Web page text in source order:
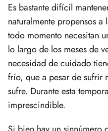
Es bastante difícil
naturalmente propensos
todo momento necesitan
lo largo de los meses de
necesidad de cuidado
frío, que a pesar de sufrir
sufre. Durante esta
imprescindible.